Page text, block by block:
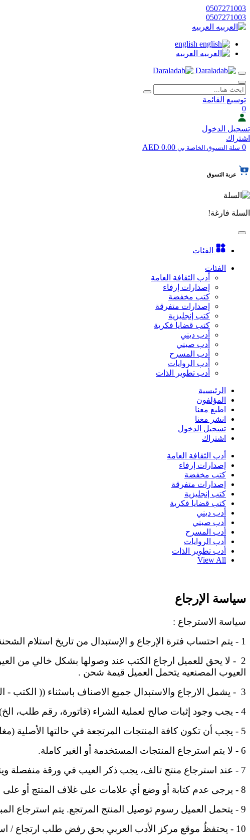
0507271003
0507271003
العربيه
english
العربيه
توسيع القائمة
0
تسجيل الدخول
اشتراك
0 سلة التسوق الخاصة بي
عربة التسوق
السلة فارغة!
الفئات
الفئات
أدب الثقافة العامة
إصدارات إرفاء
كتب مخفضة
إصدارات متفرقة
كتب إنجليزية
كتب قضايا فكرية
أدب ديني
أدب صيني
أدب المسرح
أدب الروايات
أدب تطوير الذات
الرئيسية
المؤلفون
اطبع معنا
انشر معنا
تسجيل الدخول
اشتراك
أدب الثقافة العامة
إصدارات إرفاء
كتب مخفضة
إصدارات متفرقة
كتب إنجليزية
كتب قضايا فكرية
أدب ديني
أدب صيني
أدب المسرح
أدب الروايات
أدب تطوير الذات
View All
سياسة الإرجاع
سياسة الاسترجاع :
1 - يتم احتساب فترة الإرجاع و الإستبدال من تاريخ استلام الشحنة , والارجاع خلال يوم واحد فقط من تاريخ استلام الشحنة , والاستبدال خلال 3 ايام من تاريخ استلام الشحنة.
2 - لا يحق للعميل ارجاع الكتب عند وصولها بشكل خالي من
العيوب المصنعيه يتحمل العميل قيمة شحن .
3 - يشمل الارجاع والاستبدال جميع الاصناف باسثناء (( الكتب - الوسائل التعليمية - قصص الاطفال - الهدايا )) إلا إذا وجد عيب مصنعي او طباعي في الصنف .
4 - يجب وجود إثبات صالح لعملية الشراء (فاتورة، رقم طلب، الخ).
5 - يجب أن تكون كافة المنتجات المرتجعة في حالتها الأصلية (مغلقة في عبوة شرائها الأصلية بكافة ملحقاتها).
6 - لا يتم استرجاع المنتجات المستخدمة أو الغير كاملة.
7 - عند استرجاع منتج تالف، يجب ذكر العيب في ورقة منفصلة ويتم إرفاقها مع الفاتورة.
8 - يرجى عدم كتابة أو وضع أي علامات على غلاف المنتج أو على المنتج نفسه.
9 - يتحمل العميل رسوم توصيل المنتج المرتجع. يتم استرجاع المبلغ بعد استلام المنتج والتأكد من مطابقته لشروط الاسترجاع.
10 - يحتفظُ موقع مركز الأدب العربي بحق رفض طلب ارتجاع / استرداد / تبديل.